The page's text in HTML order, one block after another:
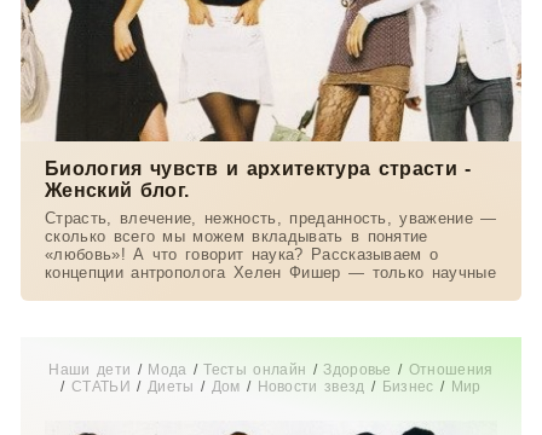
Биология чувств и архитектура страсти -
Женский блог.
Страсть, влечение, нежность, преданность, уважение —
сколько всего мы можем вкладывать в понятие
«любовь»! А что говорит наука? Рассказываем о
концепции антрополога Хелен Фишер — только научные
Наши дети / Мода /Тесты онлайн /Здоровье / Отношения
/СТАТЬИ / Диеты / Дом / Новости звезд / Бизнес / Мир